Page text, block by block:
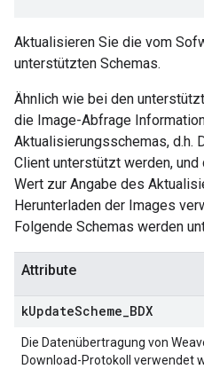
Aktualisieren Sie die vom
unterstützten Schemas.
Ähnlich wie bei den
die Image-Abfrage
Aktualisierungsschemas, d.h.
Client unterstützt werden,
Wert zur Angabe des
Herunterladen der Images
Folgende Schemas werden
Attribute
kUpdateScheme BDX
Die Datenübertragung von
Download-Protokoll verwendet